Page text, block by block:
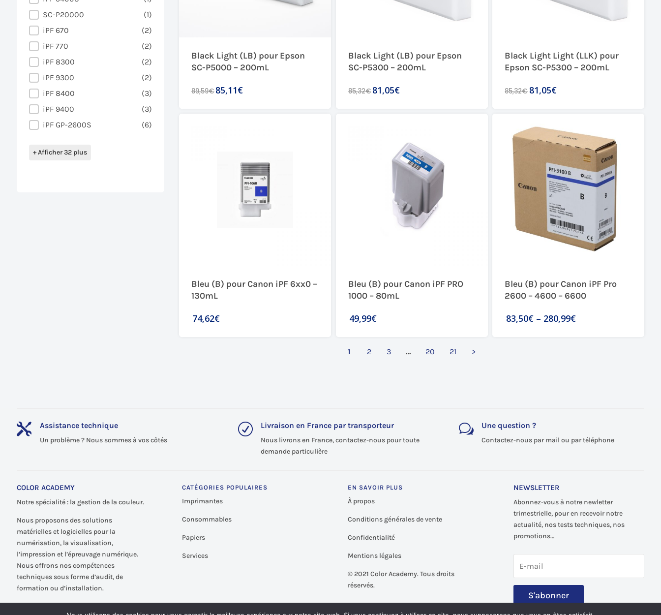
SC-P20000
(1)
iPF 670
(2)
iPF 770
(2)
iPF 8300
(2)
iPF 9300
(2)
iPF 8400
(3)
iPF 9400
(3)
iPF GP-2600S
(6)
+ Afficher 32 plus
Black Light (LB) pour Epson
SC-P5000 – 200mL
89,59€85,11€
Black Light (LB) pour Epson
SC-P5300 – 200mL
85,32€81,05€
Black Light Light (LLK) pour
Epson SC-P5300 – 200mL
85,32€ 81,05€
Bleu (B) pour Canon iPF 6xx0 –
130mL
74,62€
Bleu (B) pour Canon iPF PRO
1000 – 80mL
49,99€
Bleu (B) pour Canon iPF Pro
2600 – 4600 – 6600
83,50€ – 280,99€
1 2 3 … 20 21 >
 Assistance technique
Un problème ? Nous sommes à vos côtés
R Livraison en France par transporteur
Nous livrons en France, contactez-nous pour toute
demande particulière
w Une question ?
Contactez-nous par mail ou par téléphone
COLOR ACADEMY
Notre spécialité : la gestion de la couleur.
Nous proposons des solutions
matérielles et logicielles pour la
numérisation, la visualisation,
l’impression et l’épreuvage numérique.
Nous offrons nos compétences
techniques sous forme d’audit, de
formation ou d’installation.
CATÉGORIES POPULAIRES
Imprimantes
Consommables
Papiers
Services
EN SAVOIR PLUS
À propos
Conditions générales de vente
Confidentialité
Mentions légales
© 2021 Color Academy. Tous droits
réservés.
NEWSLETTER
Abonnez-vous à notre newletter
trimestrielle, pour en recevoir notre
actualité, nos tests techniques, nos
promotions…
S'abonner